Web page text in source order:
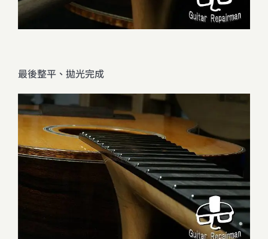
最後整平、拋光完成